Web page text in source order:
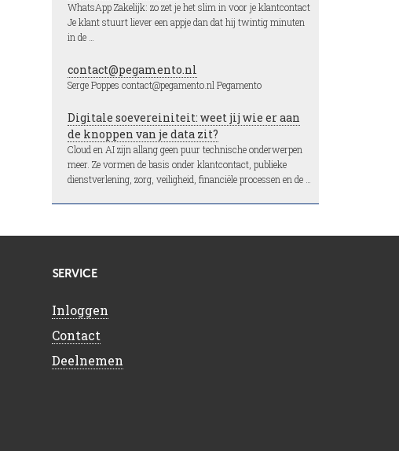
WhatsApp Zakelijk: zo zet je het slim in voor je klantcontact
Je klant stuurt liever een appje dan dat hij twintig minuten
in de …
contact@pegamento.nl
Serge Poppes contact@pegamento.nl Pegamento
Digitale soevereiniteit: weet jij wie er aan
de knoppen van je data zit?
Cloud en AI zijn allang geen puur technische onderwerpen
meer. Ze vormen de basis onder klantcontact, publieke
dienstverlening, zorg, veiligheid, financiële processen en de …
SERVICE
Inloggen
Contact
Deelnemen